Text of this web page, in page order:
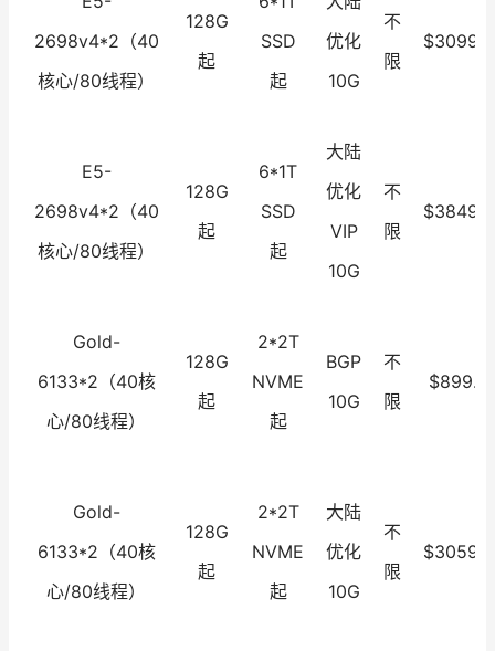
2698v4*2（40
核心/80线程）
128G
起
SSD
起
优化
10G
不
限
E5-
2698v4*2（40
核心/80线程）
128G
起
6*1T
SSD
起
大陆
优化
VIP
10G
不
限
Gold-
6133*2（40核
心/80线程）
128G
起
2*2T
NVME
起
BGP
10G
不
限
Gold-
6133*2（40核
心/80线程）
128G
起
2*2T
NVME
起
大陆
优化
10G
不
限